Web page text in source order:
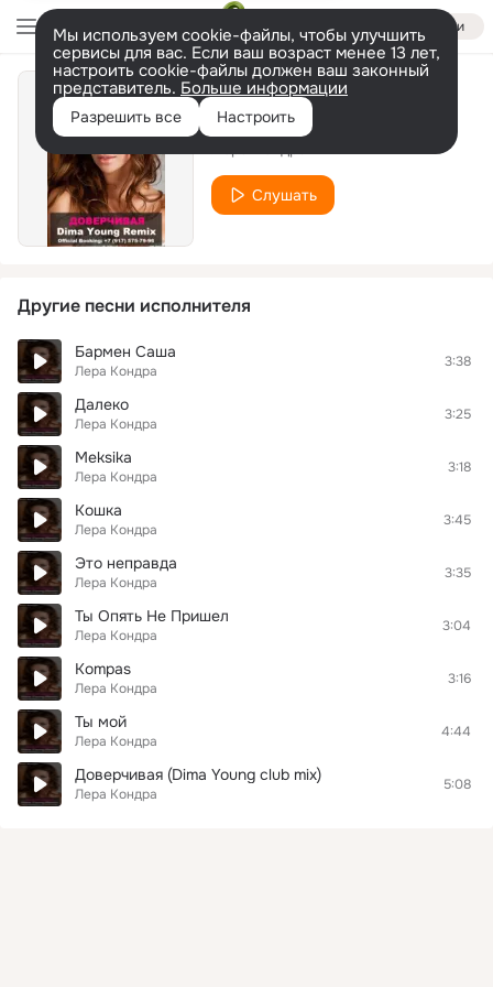
Войти
Мы используем cookie-файлы, чтобы улучшить
сервисы для вас. Если ваш возраст менее 13 лет,
настроить cookie-файлы должен ваш законный
представитель. Больше информации
Разрешить все Настроить
Без Тебя
Слушать
Другие песни исполнителя
Бармен Саша
Лера Кондра
3:38
Далеко
Лера Кондра
3:25
Meksika
Лера Кондра
3:18
Кошка
Лера Кондра
3:45
Это неправда
Лера Кондра
3:35
Ты Опять Не Пришел
Лера Кондра
3:04
Kompas
Лера Кондра
3:16
Ты мой
Лера Кондра
4:44
Доверчивая (Dima Young club mix)
Лера Кондра
5:08